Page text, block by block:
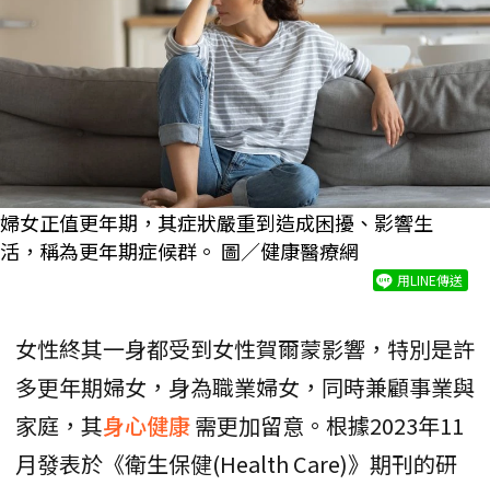
婦女正值更年期，其症狀嚴重到造成困擾、影響生
活，稱為更年期症候群。 圖／健康醫療網
用LINE傳送
女性終其一身都受到女性賀爾蒙影響，特別是許
多更年期婦女，身為職業婦女，同時兼顧事業與
家庭，其身心健康需更加留意。根據2023年11
月發表於《衛生保健(Health Care)》期刊的研